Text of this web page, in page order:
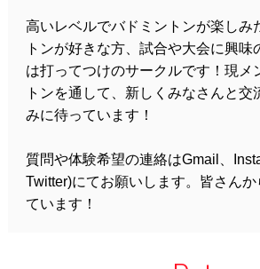
高いレベルでバドミントンが楽しみ
トンが好きな方、試合や大会に興味
は打ってつけのサークルです！現メ
トンを通して、新しくみなさんと交
みに待っています！
質問や体験希望の連絡はGmail、
Twitter)にてお願いします。皆さん
ています！